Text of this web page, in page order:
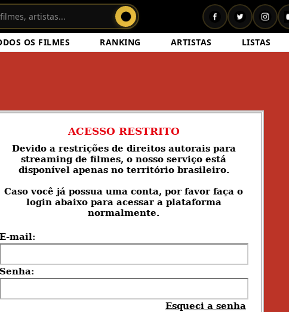
OS FILMES RANKING ARTISTAS LISTAS
ACESSO RESTRITO
Devido a restrições de direitos autorais para
streaming de filmes, o nosso serviço está
disponível apenas no território brasileiro.
Caso você já possua uma conta, por favor faça o
login abaixo para acessar a plataforma
normalmente.
E-mail:
Senha:
Esqueci a senha